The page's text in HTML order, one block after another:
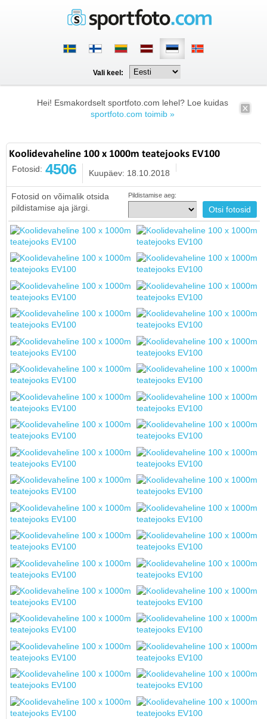
Vali keel:
Hei! Esmakordselt sportfoto.com lehel? Loe kuidas
sportfoto.com toimib »
Koolidevaheline 100 x 1000m teatejooks EV100
Fotosid: 4506 Kuupäev: 18.10.2018
Fotosid on võimalik otsida
pildistamise aja järgi.
Pildistamise aeg: